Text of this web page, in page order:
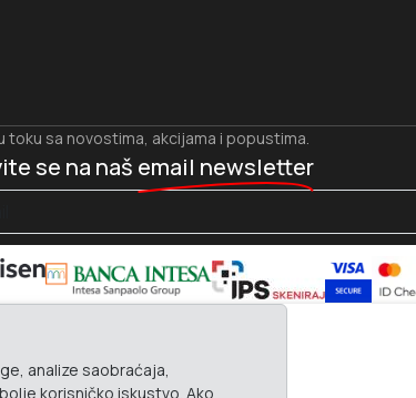
toku sa novostima, akcijama i popustima.
se na naš email newsletter
analize saobraćaja,
korisničko iskustvo. Ako